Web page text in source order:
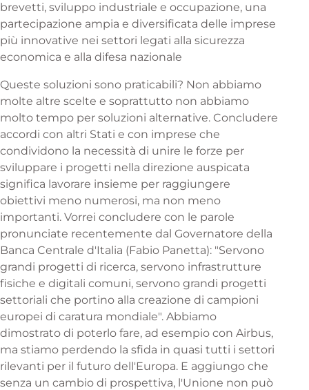
brevetti, sviluppo industriale e occupazione, una
partecipazione ampia e diversificata delle imprese
più innovative nei settori legati alla sicurezza
economica e alla difesa nazionale
Queste soluzioni sono praticabili? Non abbiamo
molte altre scelte e soprattutto non abbiamo
molto tempo per soluzioni alternative. Concludere
accordi con altri Stati e con imprese che
condividono la necessità di unire le forze per
sviluppare i progetti nella direzione auspicata
significa lavorare insieme per raggiungere
obiettivi meno numerosi, ma non meno
importanti. Vorrei concludere con le parole
pronunciate recentemente dal Governatore della
Banca Centrale d'Italia (Fabio Panetta): "Servono
grandi progetti di ricerca, servono infrastrutture
fisiche e digitali comuni, servono grandi progetti
settoriali che portino alla creazione di campioni
europei di caratura mondiale". Abbiamo
dimostrato di poterlo fare, ad esempio con Airbus,
ma stiamo perdendo la sfida in quasi tutti i settori
rilevanti per il futuro dell'Europa. E aggiungo che
senza un cambio di prospettiva, l'Unione non può